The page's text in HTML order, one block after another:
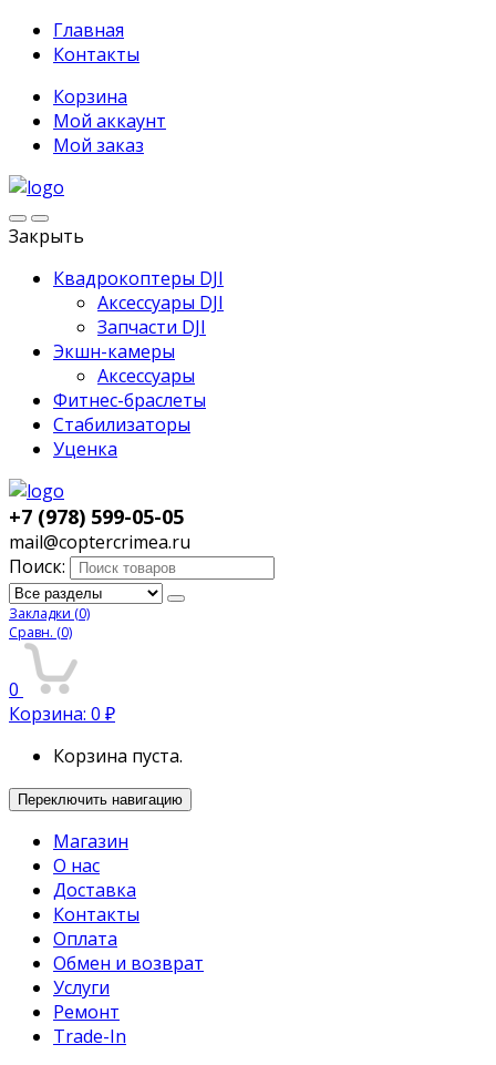
Главная
Контакты
Корзина
Мой аккаунт
Мой заказ
Закрыть
Квадрокоптеры DJI
Аксессуары DJI
Запчасти DJI
Экшн-камеры
Аксессуары
Фитнес-браслеты
Стабилизаторы
Уценка
+7 (978) 599-05-05
mail@coptercrimea.ru
Поиск:
Закладки (0)
Сравн. (0)
0
Корзина: 0 ₽
Корзина пуста.
Переключить навигацию
Магазин
О нас
Доставка
Контакты
Оплата
Обмен и возврат
Услуги
Ремонт
Trade-In